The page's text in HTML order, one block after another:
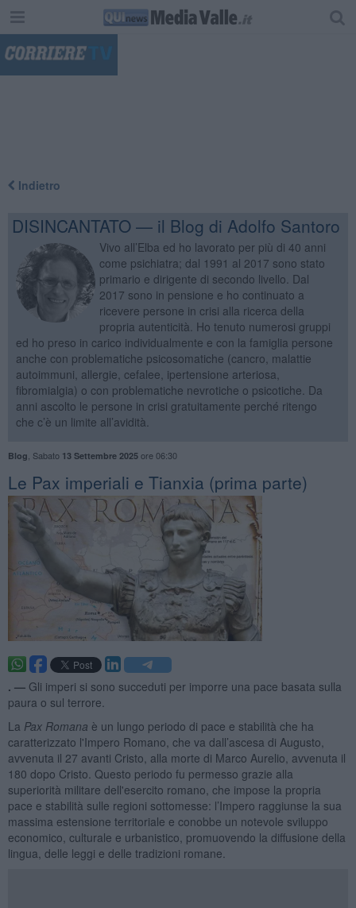
Indietro
DISINCANTATO — il Blog di Adolfo Santoro
Vivo all’Elba ed ho lavorato per più di 40 anni
come psichiatra; dal 1991 al 2017 sono stato
primario e dirigente di secondo livello. Dal
2017 sono in pensione e ho continuato a
ricevere persone in crisi alla ricerca della
propria autenticità. Ho tenuto numerosi gruppi
ed ho preso in carico individualmente e con la famiglia persone
anche con problematiche psicosomatiche (cancro, malattie
autoimmuni, allergie, cefalee, ipertensione arteriosa,
fibromialgia) o con problematiche nevrotiche o psicotiche. Da
anni ascolto le persone in crisi gratuitamente perché ritengo
che c’è un limite all’avidità.
Blog Sabato 13 Settembre 2025ore 06:30
Le Pax imperiali e Tianxia (prima parte)
. — Gli imperi si sono succeduti per imporre una pace basata sulla
paura o sul terrore.
La Pax Romana è un lungo periodo di pace e stabilità che ha
caratterizzato l'Impero Romano, che va dall’ascesa di Augusto,
avvenuta il 27 avanti Cristo, alla morte di Marco Aurelio, avvenuta il
180 dopo Cristo. Questo periodo fu permesso grazie alla
superiorità militare dell'esercito romano, che impose la propria
pace e stabilità sulle regioni sottomesse: l’Impero raggiunse la sua
massima estensione territoriale e conobbe un notevole sviluppo
economico, culturale e urbanistico, promuovendo la diffusione della
lingua, delle leggi e delle tradizioni romane.